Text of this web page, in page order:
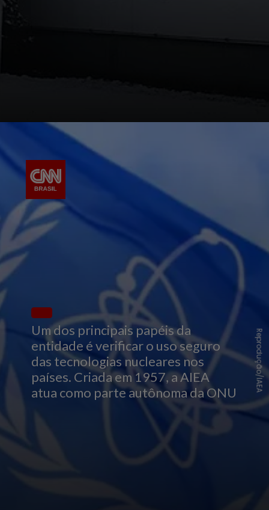
Um dos principais papéis da
entidade é verificar o uso seguro
das tecnologias nucleares nos
países. Criada em 1957, a AIEA
atua como parte autônoma da ONU
Reprodução/IAEA